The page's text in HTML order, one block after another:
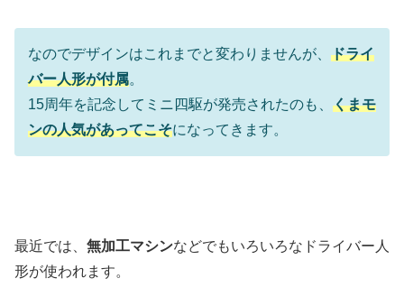
なのでデザインはこれまでと変わりませんが、 ドライ
バー人形が付属。
15周年を記念してミニ四駆が発売されたのも、 くまモ
ンの人気があってこそになってきます。
最近では、 無加工マシンなどでもいろいろなドライバー人
形が使われます。